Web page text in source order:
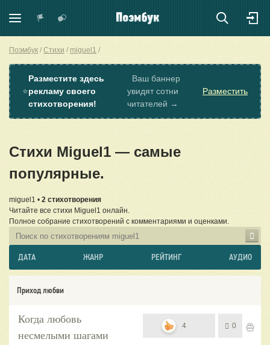
Поэмбук Стихи miguel1
⭐
Разместите здесь
рекламу своего
стихотворения!
Ваш баннер
увидят сотни
читателей →
Разместить
Стихи Miguel1 — самые
популярные.
miguel1 • 2 стихотворения
Читайте все стихи Miguel1 онлайн.
Полное собрание стихотворений с комментариями и оценками.
ДАТА ЖАНР РЕЙТИНГ АУДИО
Приход любви
Когда любовь
несмелыми шагами
4 0